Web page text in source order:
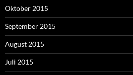
Oktober 2015
September 2015
August 2015
Juli 2015